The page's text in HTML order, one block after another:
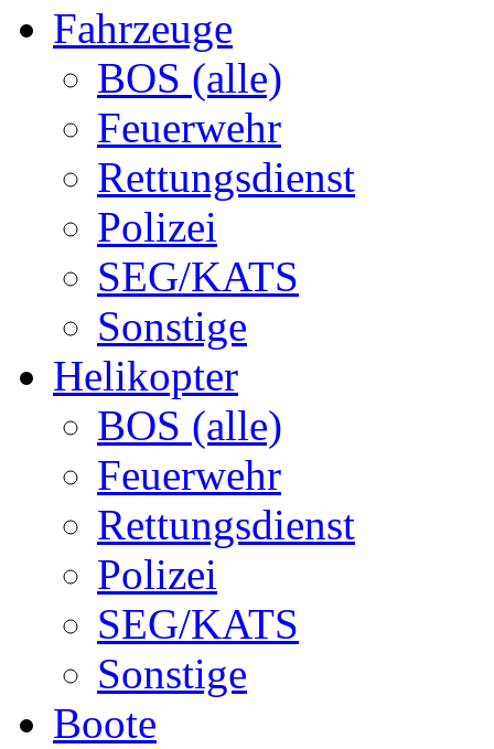
Fahrzeuge
BOS (alle)
Feuerwehr
Rettungsdienst
Polizei
SEG/KATS
Sonstige
Helikopter
BOS (alle)
Feuerwehr
Rettungsdienst
Polizei
SEG/KATS
Sonstige
Boote